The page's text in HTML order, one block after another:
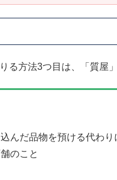
る方法3つ目は、「質屋」
んだ品物を預ける代わり
のこと